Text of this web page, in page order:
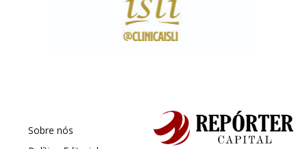
Sobre nós